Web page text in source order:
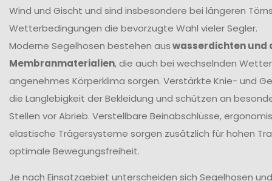
Wind und Gischt und sind insbesondere bei längeren
Wetterbedingungen die bevorzugte Wahl vieler Segler.
Moderne Segelhosen bestehen auswasserdichten und
Membranmaterialien, die auch bei wechselnden
angenehmes Körperklima sorgen. Verstärkte Knie- und
die Langlebigkeit der Bekleidung und schützen an
Stellen vor Abrieb. Verstellbare Beinabschlüsse,
elastische Trägersysteme sorgen zusätzlich für hohen
optimale Bewegungsfreiheit.
Je nach Einsatzgebiet unterscheiden sich Segelhosen